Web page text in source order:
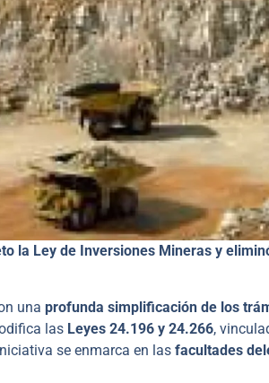
la Ley de Inversiones Mineras y
una profunda simplificación de los
las Leyes 24.196 y 24.266,
se enmarca en las facultades